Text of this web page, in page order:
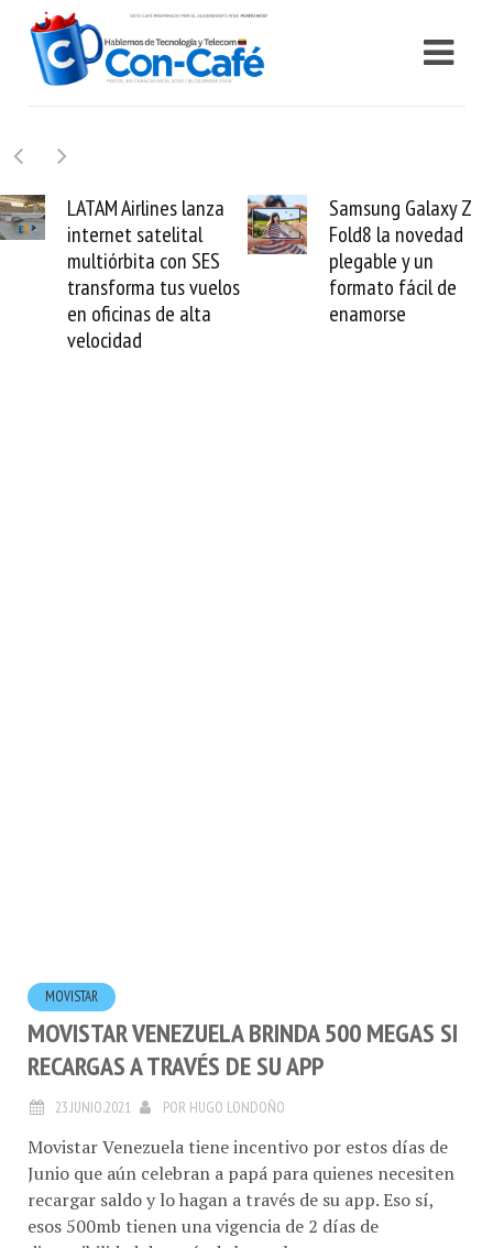
lanza
vuelos
Samsung Galaxy Z
Fold8 la novedad
plegable y un
formato fácil de
enamorse
Cashea
millones
valida el
MOVISTAR
MOVISTAR VENEZUELA BRINDA 500 MEGAS SI
RECARGAS A TRAVÉS DE SU APP
Junio que aún celebran a papá para quienes necesiten
recargar saldo y lo hagan a través de su app. Eso sí,
esos 500mb tienen una vigencia de 2 días de
disponibilidad después de hacer la recarga.